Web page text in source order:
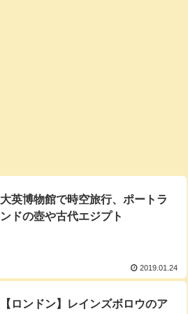
大英博物館で時空旅行、ポートラ
ンドの壺や古代エジプト
2019.01.24
【ロンドン】レインズボロウのア